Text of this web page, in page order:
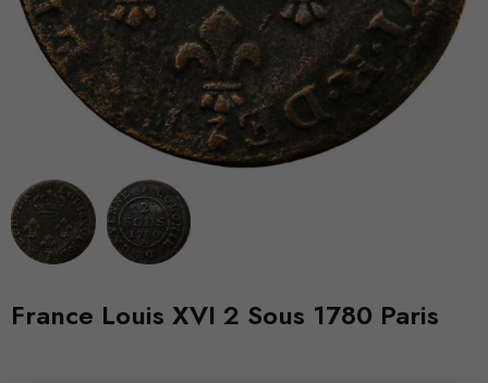
France Louis XVI 2 Sous 1780 Paris